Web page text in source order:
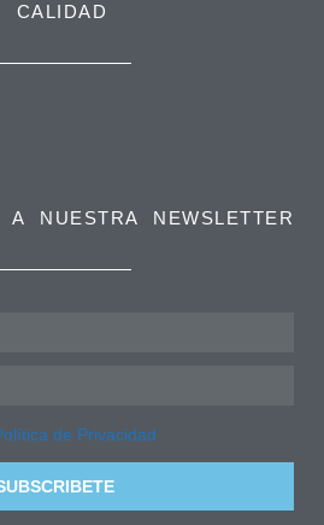
CALIDAD
A NUESTRA NEWSLETTER
de Privacidad